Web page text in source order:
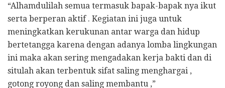
“Alhamdulilah semua termasuk bapak-bapak nya ikut
serta berperan aktif . Kegiatan ini juga untuk
meningkatkan kerukunan antar warga dan hidup
bertetangga karena dengan adanya lomba lingkungan
ini maka akan sering mengadakan kerja bakti dan di
situlah akan terbentuk sifat saling menghargai ,
gotong royong dan saling membantu ,”